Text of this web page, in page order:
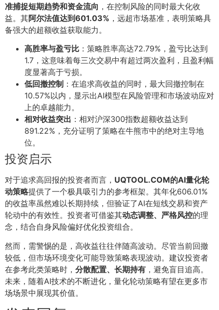
准捕捉短期趋势和资金流向 ，在控制风险的同时最大化收
益。其阿尔法值达到601.03% ，远超市场基准，表明策略具
备强大的超额收益获取能力。
高胜率与盈亏比 ：策略胜率高达72.79%，盈亏比达到
1.7，这意味着每三次交易中有超过两次盈利，且盈利幅
度显著高于亏损。
低回撤控制 ：在追求高收益的同时，最大回撤控制在
10.57%以内，显示出AI模型在风险管理和市场波动应对
上的卓越能力。
相对收益突出 ：相对沪深300指数超额收益达到
891.22%，充分证明了策略在牛熊市中的绝对主导地
位。
投资启示
对于追求高回报的投资者而言， UQTOOL.COM的AI量化轮
动策略提供了一个极具吸引力的参考框架。其年化606.01%
的收益率虽然难以长期持续，但验证了AI在短线交易和资产
轮动中的有效性。投资者可借鉴其动态调整、严格风控的理
念，结合自身风险偏好优化投资组合。
然而，需警惕的是，高收益往往伴随高波动。尽管当前回撤
较低，但市场环境变化可能导致策略表现波动。建议投资者
在参考此类策略时， 分散配置、长期持有 ，避免盲目追高。
未来，随着AI技术的不断进化，量化轮动策略有望在更多市
场场景中展现其价值。